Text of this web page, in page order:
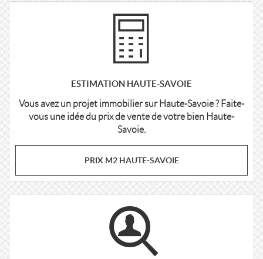
ESTIMATION HAUTE-SAVOIE
Vous avez un projet immobilier sur Haute-Savoie ? Faite-
vous une idée du prix de vente de votre bien Haute-
Savoie.
PRIX M2 HAUTE-SAVOIE